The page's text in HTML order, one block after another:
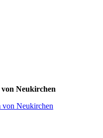
Neukirchen